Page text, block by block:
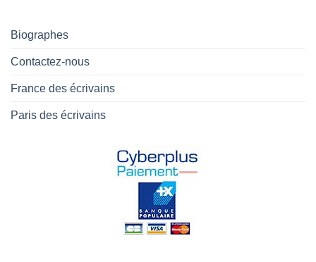
Biographes
Contactez-nous
France des écrivains
Paris des écrivains